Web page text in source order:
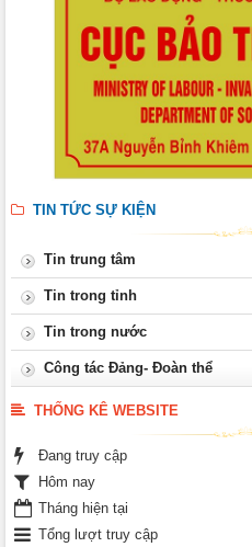
TIN TỨC SỰ KIỆN
Tin trung tâm
Tin trong tỉnh
Tin trong nước
Công tác Đảng- Đoàn thể
THỐNG KÊ WEBSITE
Đang truy cập
Hôm nay
Tháng hiện tại
Tổng lượt truy cập